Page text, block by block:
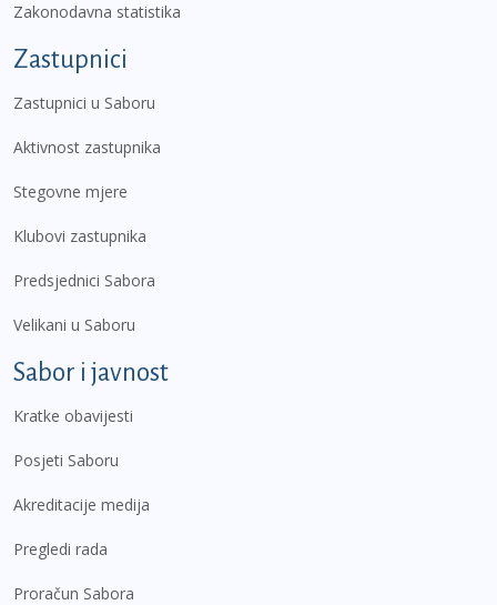
Zakonodavna statistika
Zastupnici
Zastupnici u Saboru
Aktivnost zastupnika
Stegovne mjere
Klubovi zastupnika
Predsjednici Sabora
Velikani u Saboru
Sabor i javnost
Kratke obavijesti
Posjeti Saboru
Akreditacije medija
Pregledi rada
Proračun Sabora